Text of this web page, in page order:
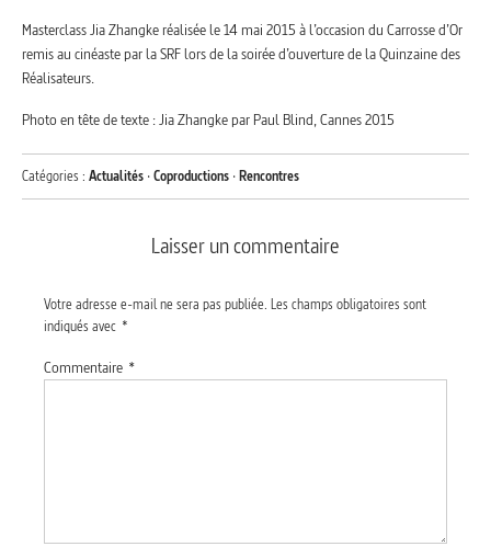
Masterclass Jia Zhangke réalisée le 14 mai 2015 à l’occasion du Carrosse d’Or
remis au cinéaste par la SRF lors de la soirée d’ouverture de la Quinzaine des
Réalisateurs.
Photo en tête de texte : Jia Zhangke par Paul Blind, Cannes 2015
Catégories : Actualités ·Coproductions ·Rencontres
Laisser un commentaire
Votre adresse e-mail ne sera pas publiée. Les champs obligatoires sont
indiqués avec *
Commentaire *